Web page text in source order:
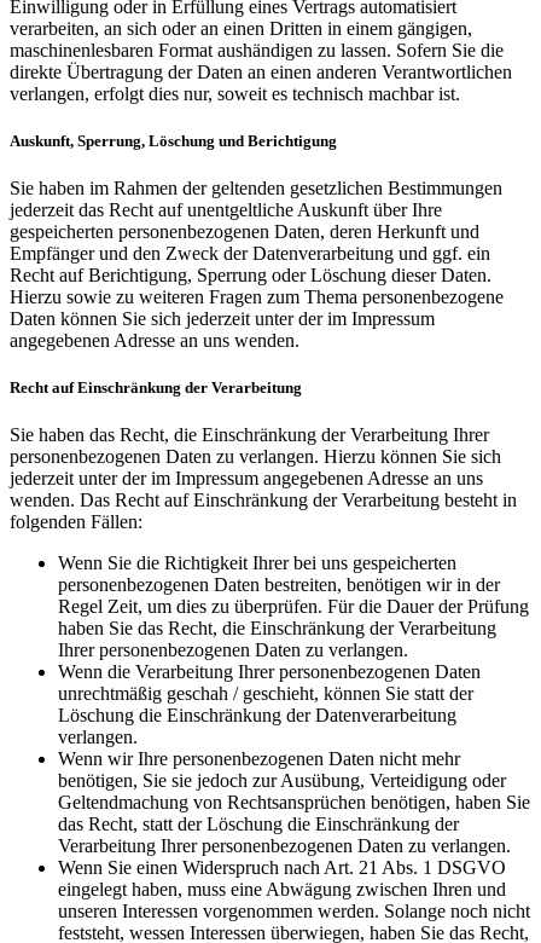
Einwilligung oder in Erfüllung eines Vertrags automatisiert
verarbeiten, an sich oder an einen Dritten in einem gängigen,
maschinenlesbaren Format aushändigen zu lassen. Sofern Sie die
direkte Übertragung der Daten an einen anderen Verantwortlichen
verlangen, erfolgt dies nur, soweit es technisch machbar ist.
Auskunft, Sperrung, Löschung und Berichtigung
Sie haben im Rahmen der geltenden gesetzlichen Bestimmungen
jederzeit das Recht auf unentgeltliche Auskunft über Ihre
gespeicherten personenbezogenen Daten, deren Herkunft und
Empfänger und den Zweck der Datenverarbeitung und ggf. ein
Recht auf Berichtigung, Sperrung oder Löschung dieser Daten.
Hierzu sowie zu weiteren Fragen zum Thema personenbezogene
Daten können Sie sich jederzeit unter der im Impressum
angegebenen Adresse an uns wenden.
Recht auf Einschränkung der Verarbeitung
Sie haben das Recht, die Einschränkung der Verarbeitung Ihrer
personenbezogenen Daten zu verlangen. Hierzu können Sie sich
jederzeit unter der im Impressum angegebenen Adresse an uns
wenden. Das Recht auf Einschränkung der Verarbeitung besteht in
folgenden Fällen:
Wenn Sie die Richtigkeit Ihrer bei uns gespeicherten
personenbezogenen Daten bestreiten, benötigen wir in der
Regel Zeit, um dies zu überprüfen. Für die Dauer der Prüfung
haben Sie das Recht, die Einschränkung der Verarbeitung
Ihrer personenbezogenen Daten zu verlangen.
Wenn die Verarbeitung Ihrer personenbezogenen Daten
unrechtmäßig geschah / geschieht, können Sie statt der
Löschung die Einschränkung der Datenverarbeitung
verlangen.
Wenn wir Ihre personenbezogenen Daten nicht mehr
benötigen, Sie sie jedoch zur Ausübung, Verteidigung oder
Geltendmachung von Rechtsansprüchen benötigen, haben Sie
das Recht, statt der Löschung die Einschränkung der
Verarbeitung Ihrer personenbezogenen Daten zu verlangen.
Wenn Sie einen Widerspruch nach Art. 21 Abs. 1 DSGVO
eingelegt haben, muss eine Abwägung zwischen Ihren und
unseren Interessen vorgenommen werden. Solange noch nicht
feststeht, wessen Interessen überwiegen, haben Sie das Recht,